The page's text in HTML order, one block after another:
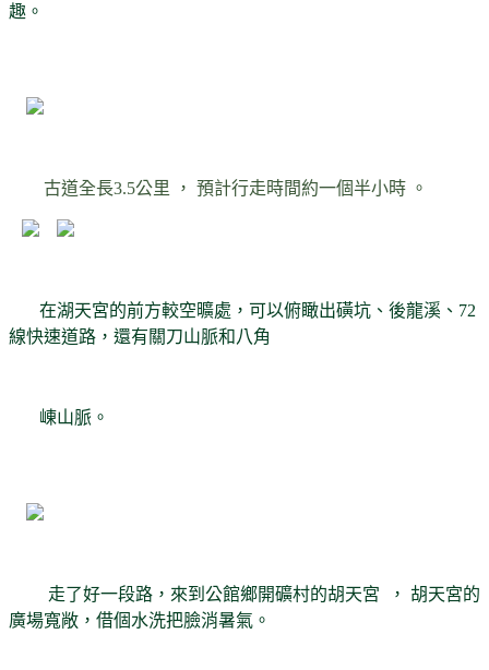
趣。
古道全長3.5公里 ， 預計行走時間約一個半小時 。
在湖天宮的前方較空曠處，可以俯瞰出磺坑、後龍溪、72
線快速道路，還有關刀山脈和八角
崠山脈。
走了好一段路，來到公館鄉開礦村的胡天宮 ， 胡天宮的
廣場寬敞，借個水洗把臉消暑氣。